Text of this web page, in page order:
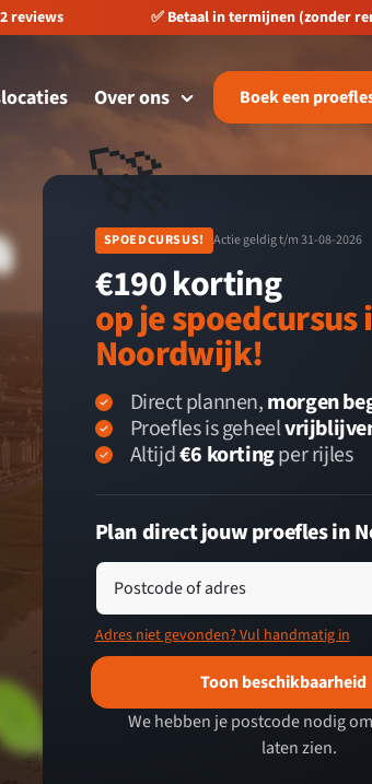
reviews ✅ Betaal in termijnen (zonder
Over ons Boek een
🚀
SPOEDCURSUS! Actie geldig t/m 31-08-2026
€190 korting
op je spoedcursus
Noordwijk!
Direct plannen,morgen
Proefles is geheel
Altijd€6 kortingper rijles
Plan direct jouw proefles in
Postcode of adres
Adres niet gevonden? Vul handmatig in
Toon beschikbaarheid
We hebben je postcode nodig
laten zien.